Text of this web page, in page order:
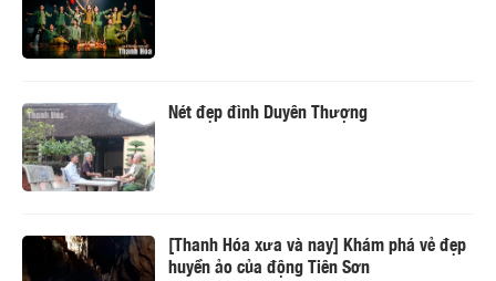
Nét đẹp đình Duyên Thượng
[Thanh Hóa xưa và nay] Khám phá vẻ đẹp
huyền ảo của động Tiên Sơn